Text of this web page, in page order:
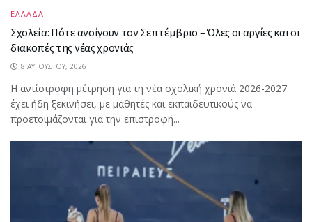
ΕΛΛΑΔΑ
Σχολεία: Πότε ανοίγουν τον Σεπτέμβριο – Όλες οι αργίες και οι
διακοπές της νέας χρονιάς
8 ΑΥΓΟΎΣΤΟΥ, 2026
Η αντίστροφη μέτρηση για τη νέα σχολική χρονιά 2026-2027
έχει ήδη ξεκινήσει, με μαθητές και εκπαιδευτικούς να
προετοιμάζονται για την επιστροφή...